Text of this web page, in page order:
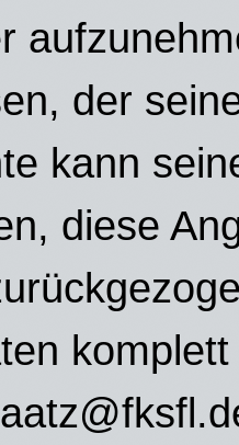
der
kann
diese